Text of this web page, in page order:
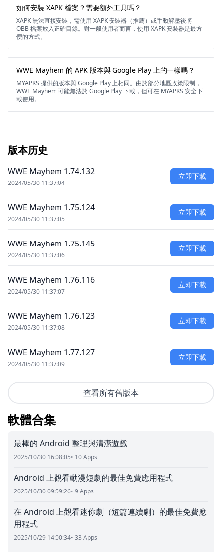
如何安裝 XAPK 檔案？需要額外工具嗎？
XAPK 無法直接安裝，需使用 XAPK 安裝器（推薦）或手動解壓後將
OBB 檔案放入正確目錄。對一般使用者而言，使用 XAPK 安裝器是最方
便的方式。
WWE Mayhem 的 APK 版本與 Google Play 上的一樣嗎？
MYAPKS 提供的版本與 Google Play 上相同。由於部分地區政策限制，
WWE Mayhem 可能無法於 Google Play 下載，但可在 MYAPKS 安全下
載使用。
版本历史
WWE Mayhem 1.74.132
2024/05/30 11:37:04
立即下載
WWE Mayhem 1.75.124
2024/05/30 11:37:05
立即下載
WWE Mayhem 1.75.145
2024/05/30 11:37:06
立即下載
WWE Mayhem 1.76.116
2024/05/30 11:37:07
立即下載
WWE Mayhem 1.76.123
2024/05/30 11:37:08
立即下載
WWE Mayhem 1.77.127
2024/05/30 11:37:09
立即下載
查看所有舊版本
軟體合集
最棒的 Android 整理與清潔遊戲
2025/10/30 16:08:05• 10 Apps
Android 上觀看動漫短劇的最佳免費應用程式
2025/10/30 09:59:26• 9 Apps
在 Android 上觀看迷你劇（短篇連續劇）的最佳免費應
用程式
2025/10/29 14:00:34• 33 Apps